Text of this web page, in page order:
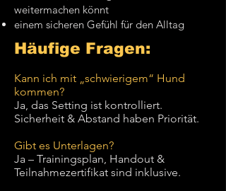
weitermachen könnt
einem sicheren Gefühl für den Alltag
Häufige Fragen:
Kann ich mit „schwierigem“ Hund
kommen?
Ja, das Setting ist kontrolliert.
Sicherheit & Abstand haben Priorität.
Gibt es Unterlagen?
Ja – Trainingsplan, Handout &
Teilnahmezertifikat sind inklusive.